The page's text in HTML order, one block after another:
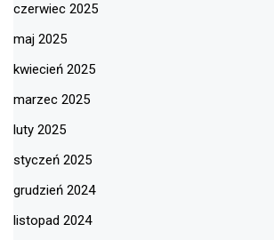
czerwiec 2025
maj 2025
kwiecień 2025
marzec 2025
luty 2025
styczeń 2025
grudzień 2024
listopad 2024